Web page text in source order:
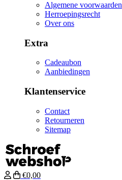
Algemene voorwaarden
Herroepingsrecht
Over ons
Extra
Cadeaubon
Aanbiedingen
Klantenservice
Contact
Retourneren
Sitemap
€0,00